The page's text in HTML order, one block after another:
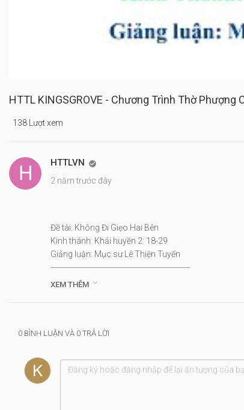
HTTL KINGSGROVE - Chương Trình Thờ Phượng
138 Lượt xem
HTTLVN 
2 năm trước đây
Đề tài: Không Đi Giẹo Hai Bên
Kinh thánh: Khải huyền 2: 18-29
Giảng luận: Mục sư Lê Thiện Tuyến
----------------------------------------------------------
Kính,
XEM THÊM 
0 BÌNH LUẬN VÀ 0 TRẢ LỜI